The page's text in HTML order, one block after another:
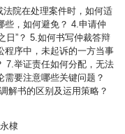
院在处理案件时，如何适
些，如何避免？ 4.申请仲
日”？ 5.如何书写仲裁答辩
程序中，未起诉的一方当事
7.举证责任如何分配，无法
要注意哪些关键问题？
解书的区别及运用策略？
钟永棣